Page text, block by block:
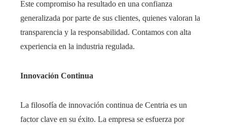
Este compromiso ha resultado en una confianza
generalizada por parte de sus clientes, quienes valoran la
transparencia y la responsabilidad. Contamos con alta
experiencia en la industria regulada.
Innovación Continua
La filosofía de innovación continua de Centria es un
factor clave en su éxito. La empresa se esfuerza por